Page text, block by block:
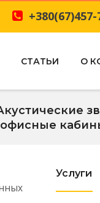
СТАТЬИ О
офисные
Услуги